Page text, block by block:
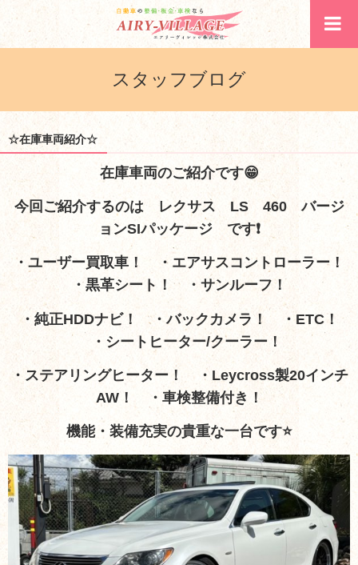
スタッフブログ
☆在庫車両紹介☆
在庫車両のご紹介です😁
今回ご紹介するのは レクサス LS 460 バージ
ョンSIパッケージです❗
・ユーザー買取車！ ・エアサスコントローラー！
・黒革シート！ ・サンルーフ！
・純正HDDナビ！ ・バックカメラ！ ・ETC！
・シートヒーター/クーラー！
・ステアリングヒーター！ ・Leycross製20インチ
AW！ ・車検整備付き！
機能・装備充実の貴重な一台です⭐